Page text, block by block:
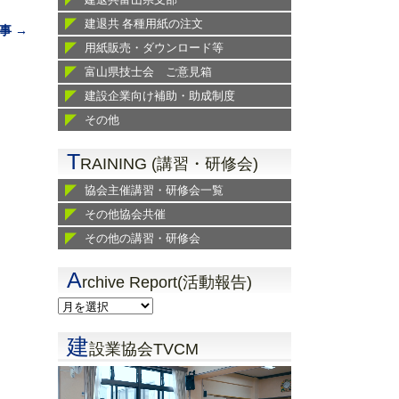
→
建退共 各種用紙の注文
用紙販売・ダウンロード等
富山県技士会 ご意見箱
建設企業向け補助・助成制度
その他
TRAINING (講習・研修会)
協会主催講習・研修会一覧
その他協会共催
その他の講習・研修会
Archive Report(活動報告)
建設業協会TVCM